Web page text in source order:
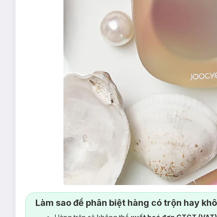
Làm sao để phân biệt hàng có trộn hay